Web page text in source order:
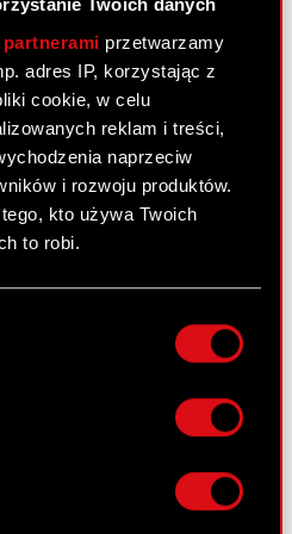
Twoich danych
partnerami przetwarzamy
adres IP, korzystając z
cookie, w celu
reklam i treści,
naprzeciw
i rozwoju produktów.
kto używa Twoich
to robi.
dotyczące Twojej
z dokładnością nawet
urządzenie, aktywnie
je zbiory
45/2011
mających dostęp do